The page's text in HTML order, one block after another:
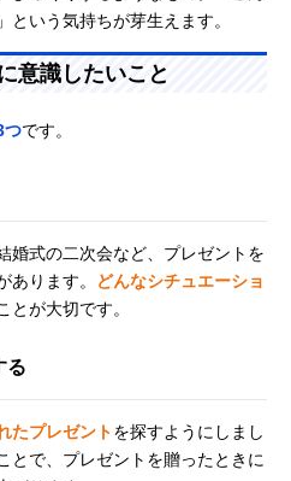
いう気持ちが芽生えます。
意識したいこと
つです。
婚式の二次会など、プレゼントを
あります。
どんなシチュエーショ
とが大切です。
る
たプレゼントを探すようにしまし
とで、プレゼントを贈ったときに